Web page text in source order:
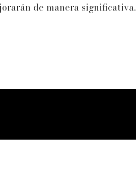
de manera significativa.